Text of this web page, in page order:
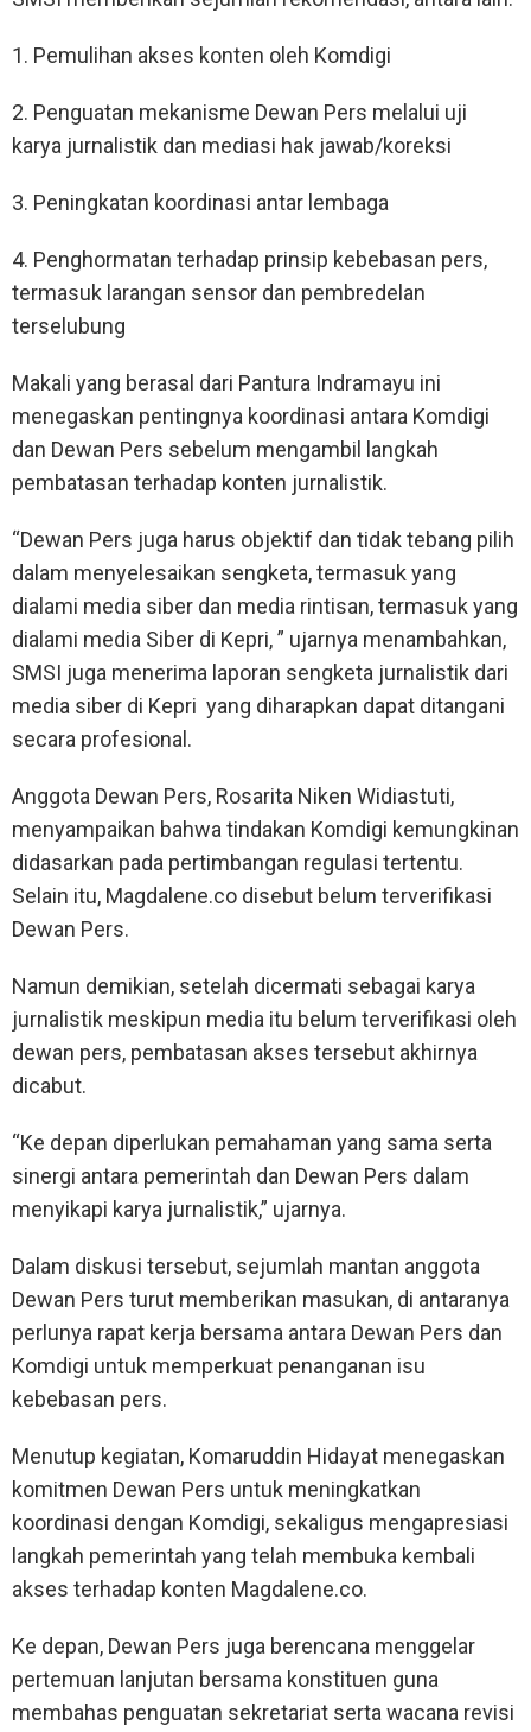
1. Pemulihan akses konten oleh Komdigi
2. Penguatan mekanisme Dewan Pers melalui uji
karya jurnalistik dan mediasi hak jawab/koreksi
3. Peningkatan koordinasi antar lembaga
4. Penghormatan terhadap prinsip kebebasan pers,
termasuk larangan sensor dan pembredelan
terselubung
Makali yang berasal dari Pantura Indramayu ini
menegaskan pentingnya koordinasi antara Komdigi
dan Dewan Pers sebelum mengambil langkah
pembatasan terhadap konten jurnalistik.
“Dewan Pers juga harus objektif dan tidak tebang pilih
dalam menyelesaikan sengketa, termasuk yang
dialami media siber dan media rintisan, termasuk yang
dialami media Siber di Kepri, ” ujarnya menambahkan,
SMSI juga menerima laporan sengketa jurnalistik dari
media siber di Kepri yang diharapkan dapat ditangani
secara profesional.
Anggota Dewan Pers, Rosarita Niken Widiastuti,
menyampaikan bahwa tindakan Komdigi kemungkinan
didasarkan pada pertimbangan regulasi tertentu.
Selain itu, Magdalene.co disebut belum terverifikasi
Dewan Pers.
Namun demikian, setelah dicermati sebagai karya
jurnalistik meskipun media itu belum terverifikasi oleh
dewan pers, pembatasan akses tersebut akhirnya
dicabut.
“Ke depan diperlukan pemahaman yang sama serta
sinergi antara pemerintah dan Dewan Pers dalam
menyikapi karya jurnalistik,” ujarnya.
Dalam diskusi tersebut, sejumlah mantan anggota
Dewan Pers turut memberikan masukan, di antaranya
perlunya rapat kerja bersama antara Dewan Pers dan
Komdigi untuk memperkuat penanganan isu
kebebasan pers.
Menutup kegiatan, Komaruddin Hidayat menegaskan
komitmen Dewan Pers untuk meningkatkan
koordinasi dengan Komdigi, sekaligus mengapresiasi
langkah pemerintah yang telah membuka kembali
akses terhadap konten Magdalene.co.
Ke depan, Dewan Pers juga berencana menggelar
pertemuan lanjutan bersama konstituen guna
membahas penguatan sekretariat serta wacana revisi